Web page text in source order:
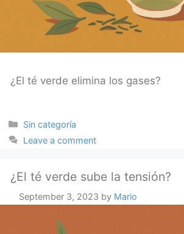
¿El té verde elimina los gases?
Categories
Sin categoría
Leave a comment
¿El té verde sube la tensión?
September 3, 2023 by Mario